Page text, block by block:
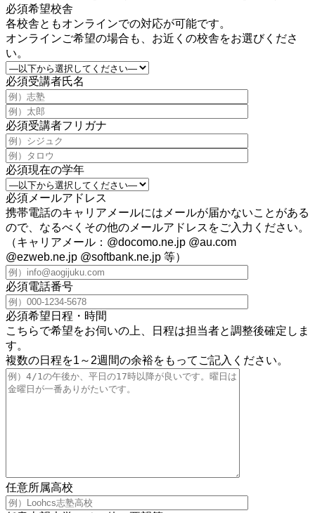
必須希望校舎
各校舎ともオンラインでの対応が可能です。
オンラインご希望の場合も、お近くの校舎をお選びくださ
い。
必須受講者氏名
必須受講者フリガナ
必須現在の学年
必須 メールアドレス
携帯電話のキャリアメールにはメールが届かないことがある
ので、なるべくその他のメールアドレスをご入力ください。
（キャリアメール：@docomo.ne.jp @au.com
@ezweb.ne.jp @softbank.ne.jp 等）
必須電話番号
必須希望日程・時間
こちらで希望をお伺いの上、日程は担当者と調整後確定しま
す。
複数の日程を1～2週間の余裕をもってご記入ください。
任意所属高校